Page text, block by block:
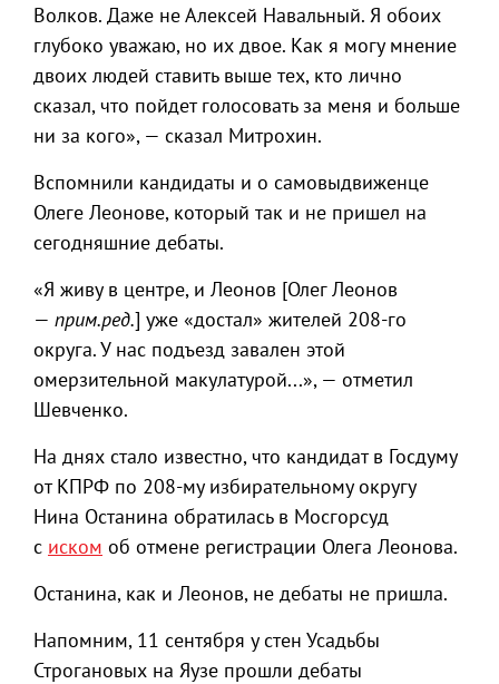
Волков. Даже не Алексей Навальный. Я обоих
глубоко уважаю, но их двое. Как я могу мнение
двоих людей ставить выше тех, кто лично
сказал, что пойдет голосовать за меня и больше
ни за кого», — сказал Митрохин.
Вспомнили кандидаты и о самовыдвиженце
Олеге Леонове, который так и не пришел на
сегодняшние дебаты.
«Я живу в центре, и Леонов [Олег Леонов
— прим.ред.] уже «достал» жителей 208-го
округа. У нас подъезд завален этой
омерзительной макулатурой...», — отметил
Шевченко.
На днях стало известно, что кандидат в Госдуму
от КПРФ по 208-му избирательному округу
Нина Останина обратилась в Мосгорсуд
с иском об отмене регистрации Олега Леонова.
Останина, как и Леонов, не дебаты не пришла.
Напомним, 11 сентября у стен Усадьбы
Строгановых на Яузе прошли дебаты